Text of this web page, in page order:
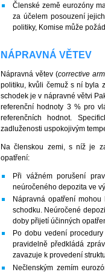
Členské země eurozóny
za účelem posouzení
politiky, Komise může
NÁPRAVNÁ VĚTEV
Nápravná větev (corrective arm
politiku, kvůli čemuž s ní byla
schodek je v nápravné větvi
referenční hodnoty 3 % pro
referenčních hodnot.
zadluženosti uspokojivým
Na členskou zemi, s níž je
opatření:
Při vážném porušení
neúročeného depozita ve
Nápravná opatření
schodku. Neúročené
doby přijetí účinných
Po dobu vedení
pravidelně předkládá
zavazuje k provedení
Nečlenským zemím